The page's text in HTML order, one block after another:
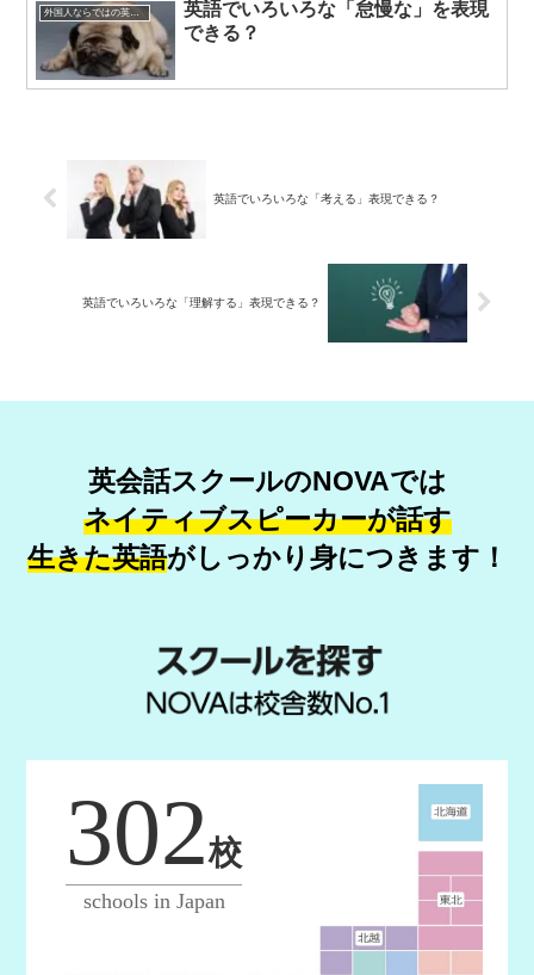
外国人ならではの英語表現
英語でいろいろな「怠慢な」を表現
できる？
英語でいろいろな「考える」表現できる？
英語でいろいろな「理解する」表現できる？
英会話スクールのNOVAでは
ネイティブスピーカーが話す
生きた英語がしっかり身につきます！
302校
schools in Japan